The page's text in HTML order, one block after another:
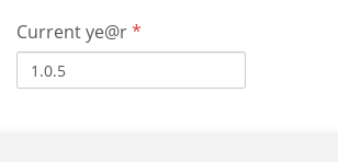
Current ye@r*